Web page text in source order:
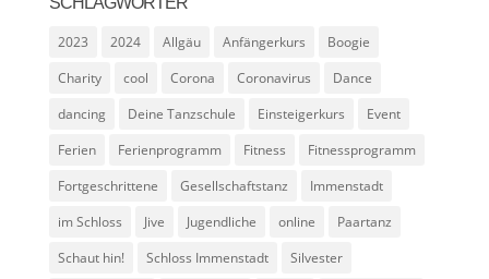
2023 2024 Allgäu Anfängerkurs
Boogie
Charity
cool Corona Coronavirus
Dance
dancing
Deine Tanzschule Einsteigerkurs
Event
Ferien
Ferienprogramm Fitness
Fitnessprogramm
Fortgeschrittene
Gesellschaftstanz
Immenstadt
im Schloss
Jive Jugendliche online
Paartanz
Schaut hin!
Schloss Immenstadt
Silvester